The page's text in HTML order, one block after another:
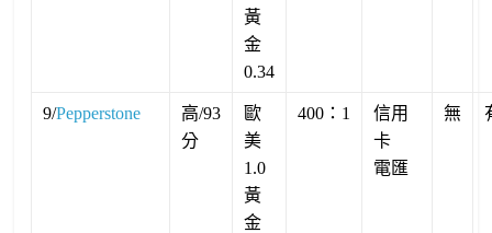
黃
金
0.34
9/Pepperstone
高/93
分
歐
美
1.0
黃
金
400：1
信用
卡
電匯
無